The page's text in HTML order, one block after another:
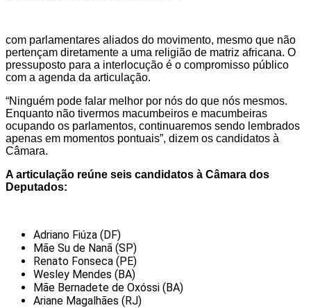
com parlamentares aliados do movimento, mesmo que não
pertençam diretamente a uma religião de matriz africana. O
pressuposto para a interlocução é o compromisso público
com a agenda da articulação.
“Ninguém pode falar melhor por nós do que nós mesmos.
Enquanto não tivermos macumbeiros e macumbeiras
ocupando os parlamentos, continuaremos sendo lembrados
apenas em momentos pontuais”, dizem os candidatos à
Câmara.
A articulação reúne seis candidatos à Câmara dos
Deputados:
Adriano Fiúza (DF)
Mãe Su de Nanã (SP)
Renato Fonseca (PE)
Wesley Mendes (BA)
Mãe Bernadete de Oxóssi (BA)
Ariane Magalhães (RJ)